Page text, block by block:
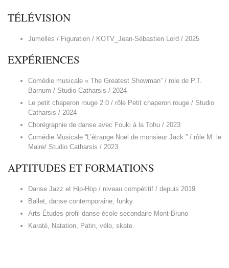
TÉLÉVISION
Jumelles / Figuration / KOTV_Jean-Sébastien Lord / 2025
EXPÉRIENCES
Comédie musicale « The Greatest Showman” / role de P.T.
Barnum / Studio Catharsis / 2024
Le petit chaperon rouge 2.0 / rôle Petit chaperon rouge / Studio
Catharsis / 2024
Chorégraphie de danse avec Fouki à la Tohu / 2023
Comédie Musicale “L’étrange Noël de monsieur Jack ” / rôle M. le
Maire/ Studio Catharsis / 2023
APTITUDES ET FORMATIONS
Danse Jazz et Hip-Hop / niveau compétitif / depuis 2019
Ballet, danse contemporaine, funky
Arts-Études profil danse école secondaire Mont-Bruno
Karaté, Natation, Patin, vélo, skate.